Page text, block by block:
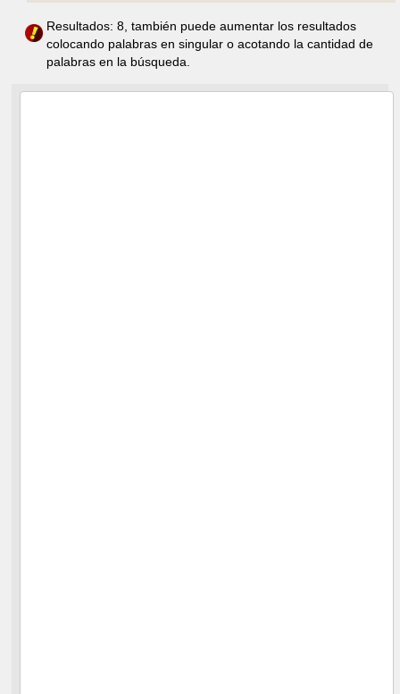
Resultados: 8, también puede aumentar los resultados
colocando palabras en singular o acotando la cantidad de
palabras en la búsqueda.